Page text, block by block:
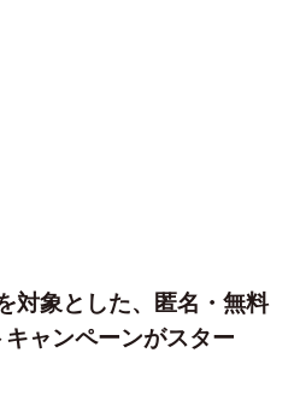
対象とした、匿名・無料
ャンペーンがスター